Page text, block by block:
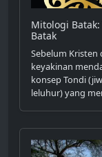
Mitologi
Batak
Sebelum Kristen
keyakinan
konsep Tondi
leluhur) yang